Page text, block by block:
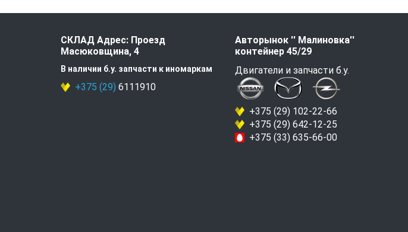
СКЛАД Адрес: Проезд
Масюковщина, 4
В наличии б.у. запчасти к иномаркам
+375 (29) 6111910
Авторынок '' Малиновка''
контейнер 45/29
Двигатели и запчасти б.у.
+375 (29) 102-22-66
+375 (29) 642-12-25
+375 (33) 635-66-00